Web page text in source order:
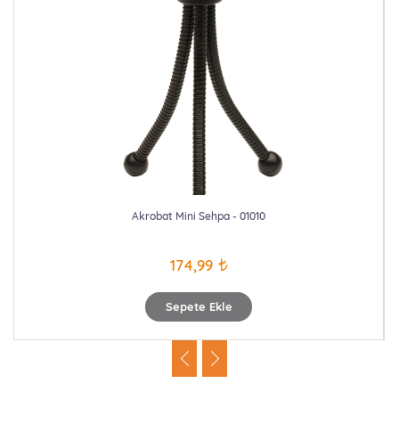
Sepete Ekle
Akrobat Mini Sehpa - 01010
174,99